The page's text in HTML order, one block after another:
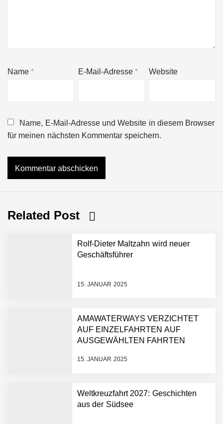
Name* E-Mail-Adresse* Website
Name, E-Mail-Adresse und Website in diesem Browser
für meinen nächsten Kommentar speichern.
Related Post
Rolf-Dieter Maltzahn wird neuer
Geschäftsführer
15. JANUAR 2025
AMAWATERWAYS VERZICHTET
AUF EINZELFAHRTEN AUF
AUSGEWÄHLTEN FAHRTEN
15. JANUAR 2025
Weltkreuzfahrt 2027: Geschichten
aus der Südsee